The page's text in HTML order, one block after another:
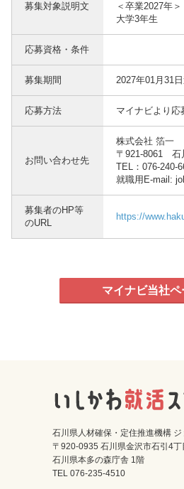
募集対象説明文
＜卒業2027年＞
大学3年生
応募資格・条件
募集期間 2027年01月31
応募方法 マイナビより応
お問い合わせ先
株式会社 箔一
〒921-8061 石
TEL：076-240-
就職用E-mail:
募集者のHP等
のURL
https://
マイナビ当社ペ
石川県人材確保・定住推進機構 ジ
〒920-0935 石川県金沢市石引4
石川県本多の森庁舎 1階
TEL 076-235-4510